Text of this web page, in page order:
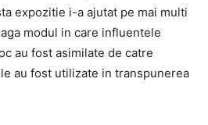
expozitie i-a ajutat pe mai multi
modul in care influentele
au fost asimilate de catre
au fost utilizate in transpunerea